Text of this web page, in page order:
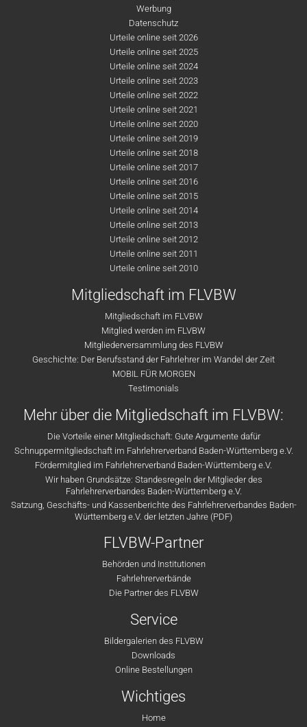
Werbung
Datenschutz
Urteile online seit 2026
Urteile online seit 2025
Urteile online seit 2024
Urteile online seit 2023
Urteile online seit 2022
Urteile online seit 2021
Urteile online seit 2020
Urteile online seit 2019
Urteile online seit 2018
Urteile online seit 2017
Urteile online seit 2016
Urteile online seit 2015
Urteile online seit 2014
Urteile online seit 2013
Urteile online seit 2012
Urteile online seit 2011
Urteile online seit 2010
Mitgliedschaft im FLVBW
Mitgliedschaft im FLVBW
Mitglied werden im FLVBW
Mitgliederversammlung des FLVBW
Geschichte: Der Berufsstand der Fahrlehrer im Wandel der Zeit
MOBIL FÜR MORGEN
Testimonials
Mehr über die Mitgliedschaft im FLVBW:
Die Vorteile einer Mitgliedschaft: Gute Argumente dafür
Schnuppermitgliedschaft im Fahrlehrerverband Baden-Württemberg e.V.
Fördermitglied im Fahrlehrerverband Baden-Württemberg e.V.
Wir haben Grundsätze: Standesregeln der Mitglieder des
Fahrlehrerverbandes Baden-Württemberg e.V.
Satzung, Geschäfts- und Kassenberichte des Fahrlehrerverbandes Baden-
Württemberg e.V. der letzten Jahre (PDF)
FLVBW-Partner
Behörden und Institutionen
Fahrlehrerverbände
Die Partner des FLVBW
Service
Bildergalerien des FLVBW
Downloads
Online Bestellungen
Wichtiges
Home